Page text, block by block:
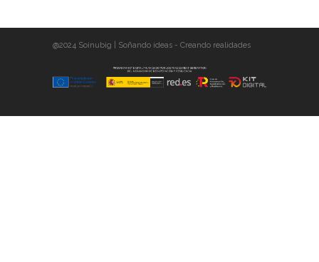
@2024 Soinubig | Soñando ideas - Creando realidades